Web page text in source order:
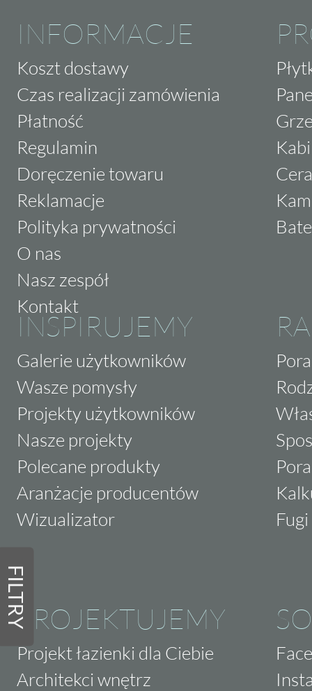
FILTRY
INFORMACJE
Koszt dostawy
Czas realizacji zamówienia
Płatność
Regulamin
Doręczenie towaru
Reklamacje
Polityka prywatności
O nas
Nasz zespół
Kontakt
INSPIRUJEMY
Galerie użytkowników
Wasze pomysły
Projekty użytkowników
Nasze projekty
Polecane produkty
Aranżacje producentów
Wizualizator
PROJEKTUJEMY
Projekt łazienki dla Ciebie
Architekci wnętrz